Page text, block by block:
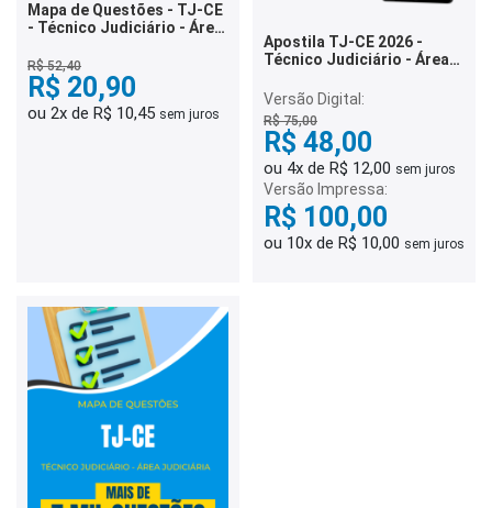
Mapa de Questões - TJ-CE
- Técnico Judiciário - Área
Questões
R$ 52,40
R$ 20,90
ou 2x de R$ 10,45 sem juros
Apostila TJ-CE 2026 -
Técnico Judiciário - Área
Versão Digital:
R$ 75,00
R$ 48,00
ou 4x de R$ 12,00 sem juros
Versão Impressa:
R$ 100,00
ou 10x de R$ 10,00 sem juros